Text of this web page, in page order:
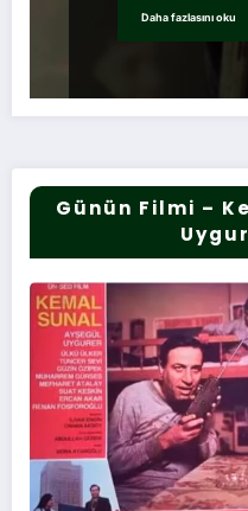
Daha fazlasını oku
Günün Filmi –